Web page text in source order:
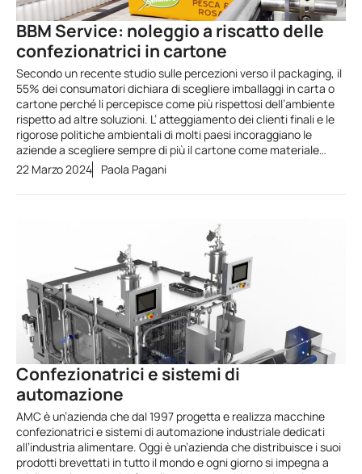
BBM Service: noleggio a riscatto delle
confezionatrici in cartone
Secondo un recente studio sulle percezioni verso il packaging, il
55% dei consumatori dichiara di scegliere imballaggi in carta o
cartone perché li percepisce come più rispettosi dell’ambiente
rispetto ad altre soluzioni. L’ atteggiamento dei clienti finali e le
rigorose politiche ambientali di molti paesi incoraggiano le
aziende a scegliere sempre di più il cartone come materiale…
22 Marzo 2024
Paola Pagani
Confezionatrici e sistemi di
automazione
AMC è un’azienda che dal 1997 progetta e realizza macchine
confezionatrici e sistemi di automazione industriale dedicati
all’industria alimentare. Oggi è un’azienda che distribuisce i suoi
prodotti brevettati in tutto il mondo e ogni giorno si impegna a